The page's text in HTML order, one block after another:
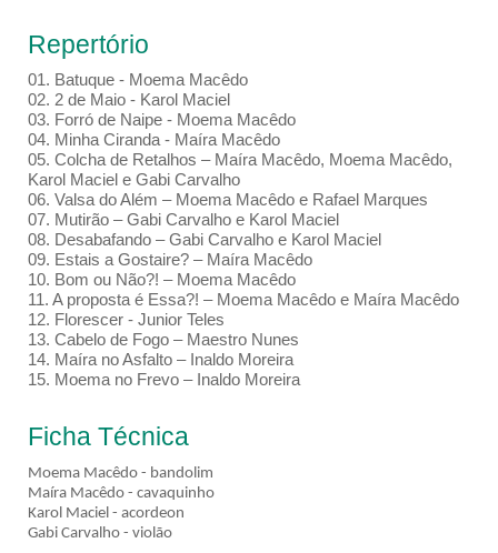
Repertório
01. Batuque - Moema Macêdo
02. 2 de Maio - Karol Maciel
03. Forró de Naipe - Moema Macêdo
04. Minha Ciranda - Maíra Macêdo
05. Colcha de Retalhos – Maíra Macêdo, Moema Macêdo,
Karol Maciel e Gabi Carvalho
06. Valsa do Além – Moema Macêdo e Rafael Marques
07. Mutirão – Gabi Carvalho e Karol Maciel
08. Desabafando – Gabi Carvalho e Karol Maciel
09. Estais a Gostaire? – Maíra Macêdo
10. Bom ou Não?! – Moema Macêdo
11. A proposta é Essa?! – Moema Macêdo e Maíra Macêdo
12. Florescer - Junior Teles
13. Cabelo de Fogo – Maestro Nunes
14. Maíra no Asfalto – Inaldo Moreira
15. Moema no Frevo – Inaldo Moreira
Ficha Técnica
Moema Macêdo - bandolim
Maíra Macêdo - cavaquinho
Karol Maciel - acordeon
Gabi Carvalho - violão